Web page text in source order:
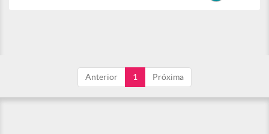
Anterior 1 Próxima